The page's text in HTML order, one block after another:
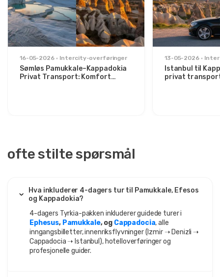
Veldig god opplevelse, anbefaler det sterkt.
1 juli 2025
ON
Olga Novak
Pamukkale, Efes & Kappadokia Tur – 4 Dagers
28 juli 2025
Lucas Almeida
Fantastisk opplevelse, alt var veldig godt organisert.
29 juni 2025
Sophia Lee
16-05-2026 Intercity-overføringer
Sømløs Pamukkale–Kappadokia
Privat Transport: Komfort
13-05-2026
Istanbul til
privat
ofte stilte spørsmål
Hva inkluderer 4-dagers tur til Pamukkale, Efesos
og Kappadokia?
4-dagers Tyrkia-pakken inkluderer guidede turer i
Ephesus, Pamukkale, og Cappadocia, alle
inngangsbilletter, innenriksflyvninger (Izmir ➝ Denizli ➝
Cappadocia ➝ Istanbul), hotelloverføringer og
profesjonelle guider.